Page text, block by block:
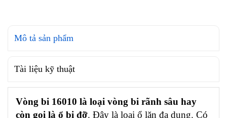
Mô tả sản phẩm
Tài liệu kỹ thuật
Vòng bi 16010 là loại vòng bi rãnh sâu hay
còn gọi là ổ bi đỡ. Đây là loại ổ lăn đa dụng. Có